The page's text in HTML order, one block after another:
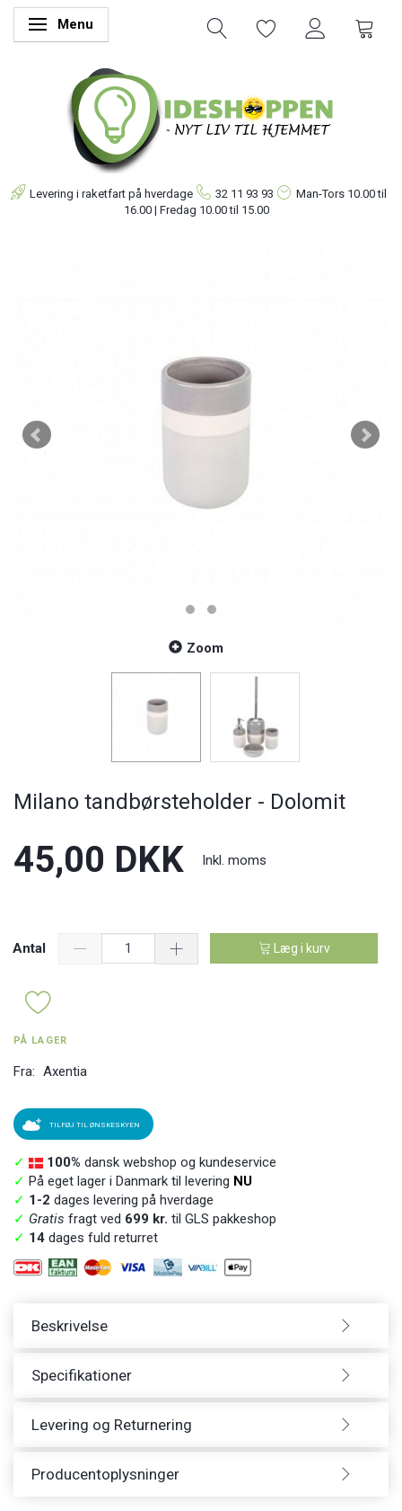
Skifte navigation
Menu
Levering i raketfart på hverdage 32 11 93 93 Man-Tors 10.00 til
16.00 | Fredag 10.00 til 15.00
Zoom
Milano tandbørsteholder - Dolomit
45,00 DKK Inkl. moms
Antal Læg i kurv
PÅ LAGER
Fra: Axentia
TILFØJ TIL ØNSKESKYEN
✓ 100% dansk webshop og kundeservice
✓ På eget lager i Danmark til levering NU
✓ 1-2 dages levering på hverdage
✓ Gratis fragt ved 699 kr. til GLS pakkeshop
✓ 14 dages fuld returret
Beskrivelse
Specifikationer
Levering og Returnering
Producentoplysninger